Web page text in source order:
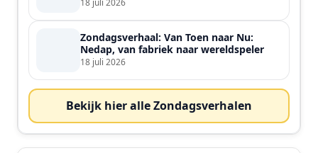
18 juli 2026
Zondagsverhaal: Van Toen naar Nu:
Nedap, van fabriek naar wereldspeler
18 juli 2026
Bekijk hier alle Zondagsverhalen